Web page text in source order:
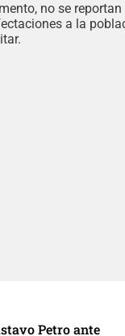
no se
a la
Petro ante